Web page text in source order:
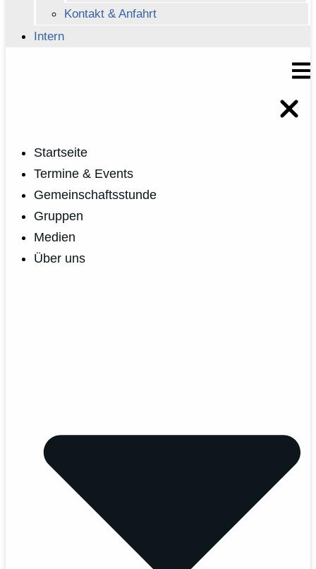
Kontakt & Anfahrt
Intern
Startseite
Termine & Events
Gemeinschaftsstunde
Gruppen
Medien
Über uns